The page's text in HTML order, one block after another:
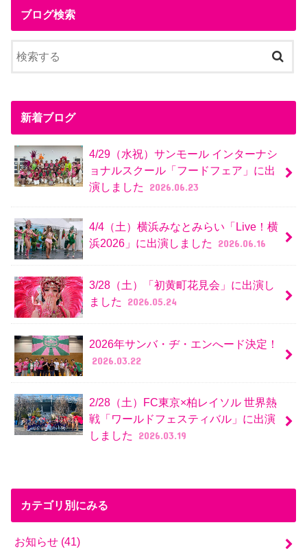
ブログ検索
新着ブログ
4/29（水祝）サンモール インターナシ
ョナルスクール「フードフェア」に出
演しました
2026.06.23
4/4（土）横浜みなとみらい「Live！横
浜2026」に出演しました
2026.06.16
3/28（土）「初黄町花見会」に出演し
ました
2026.05.24
2026年サンバ・ヂ・エンへード決定！
2026.03.22
2/28（土）FC東京×柏レイソル 世界熱
戦「ワールドフェスティバル」に出演
しました
2026.03.19
カテゴリ別にみる
お知らせ (41)